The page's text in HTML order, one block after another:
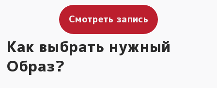
Смотреть запись
Как выбрать нужный
Образ?